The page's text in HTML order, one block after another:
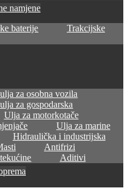
namjene
baterije
Trakcijske
za osobna vozila
za gospodarska
Ulja za motorkotače
Ulja za marine
Hidraulička i industrijska
Antifrizi
Aditivi